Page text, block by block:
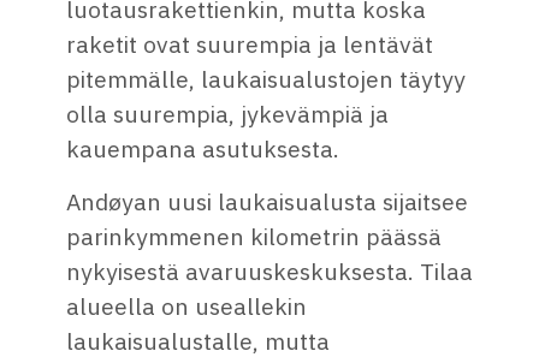
luotausrakettienkin, mutta koska
raketit ovat suurempia ja lentävät
pitemmälle, laukaisualustojen täytyy
olla suurempia, jykevämpiä ja
kauempana asutuksesta.
Andøyan uusi laukaisualusta sijaitsee
parinkymmenen kilometrin päässä
nykyisestä avaruuskeskuksesta. Tilaa
alueella on useallekin
laukaisualustalle, mutta